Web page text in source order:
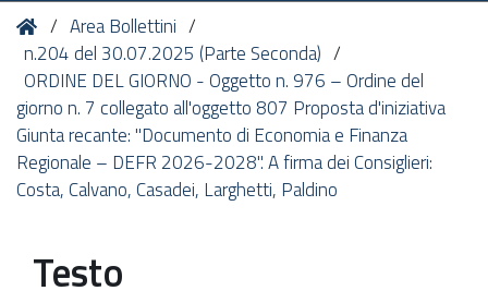
Tu
sei
qui:
HomeArea Bollettini
n.204 del 30.07.2025 (Parte Seconda)
ORDINE DEL GIORNO - Oggetto n. 976 – Ordine del
giorno n. 7 collegato all'oggetto 807 Proposta d'iniziativa
Giunta recante: "Documento di Economia e Finanza
Regionale – DEFR 2026-2028". A firma dei Consiglieri:
Costa, Calvano, Casadei, Larghetti, Paldino
Testo